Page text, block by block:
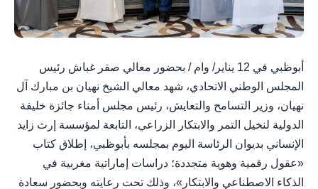
أبوظبي في 12 يناير/ وام / بحضور معالي صقر غباش رئيس
المجلس الوطني الاتحادي، شهد معالي الشيخ نهيان بن مبارك آل
نهيان، وزير التسامح والتعايش، رئيس مجلس أمناء جائزة خليفة
الدولية لنخيل التمر والابتكار الزراعي، التابعة لمؤسسة إرث زايد
الإنساني بديوان الرئاسة اليوم بمجلسه بأبوظبي، إطلاق كتاب
«عقول رقمية وهوية متجددة؛ دراسات إماراتية مغربية في
الذكاء الاصطناعي والابتكار»، وذلك تحت رعايته وبحضور سعادة